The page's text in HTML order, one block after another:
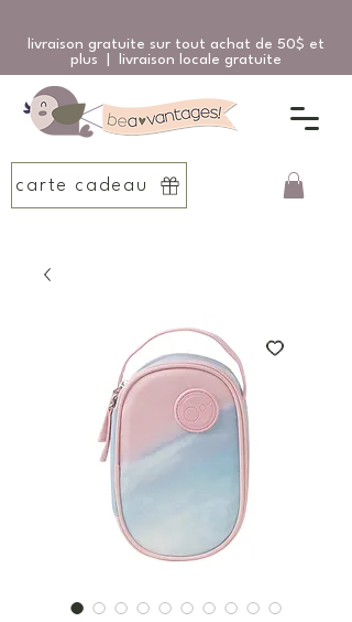
livraison gratuite sur tout achat de 50$ et
plus | livraison locale gratuite
carte cadeau